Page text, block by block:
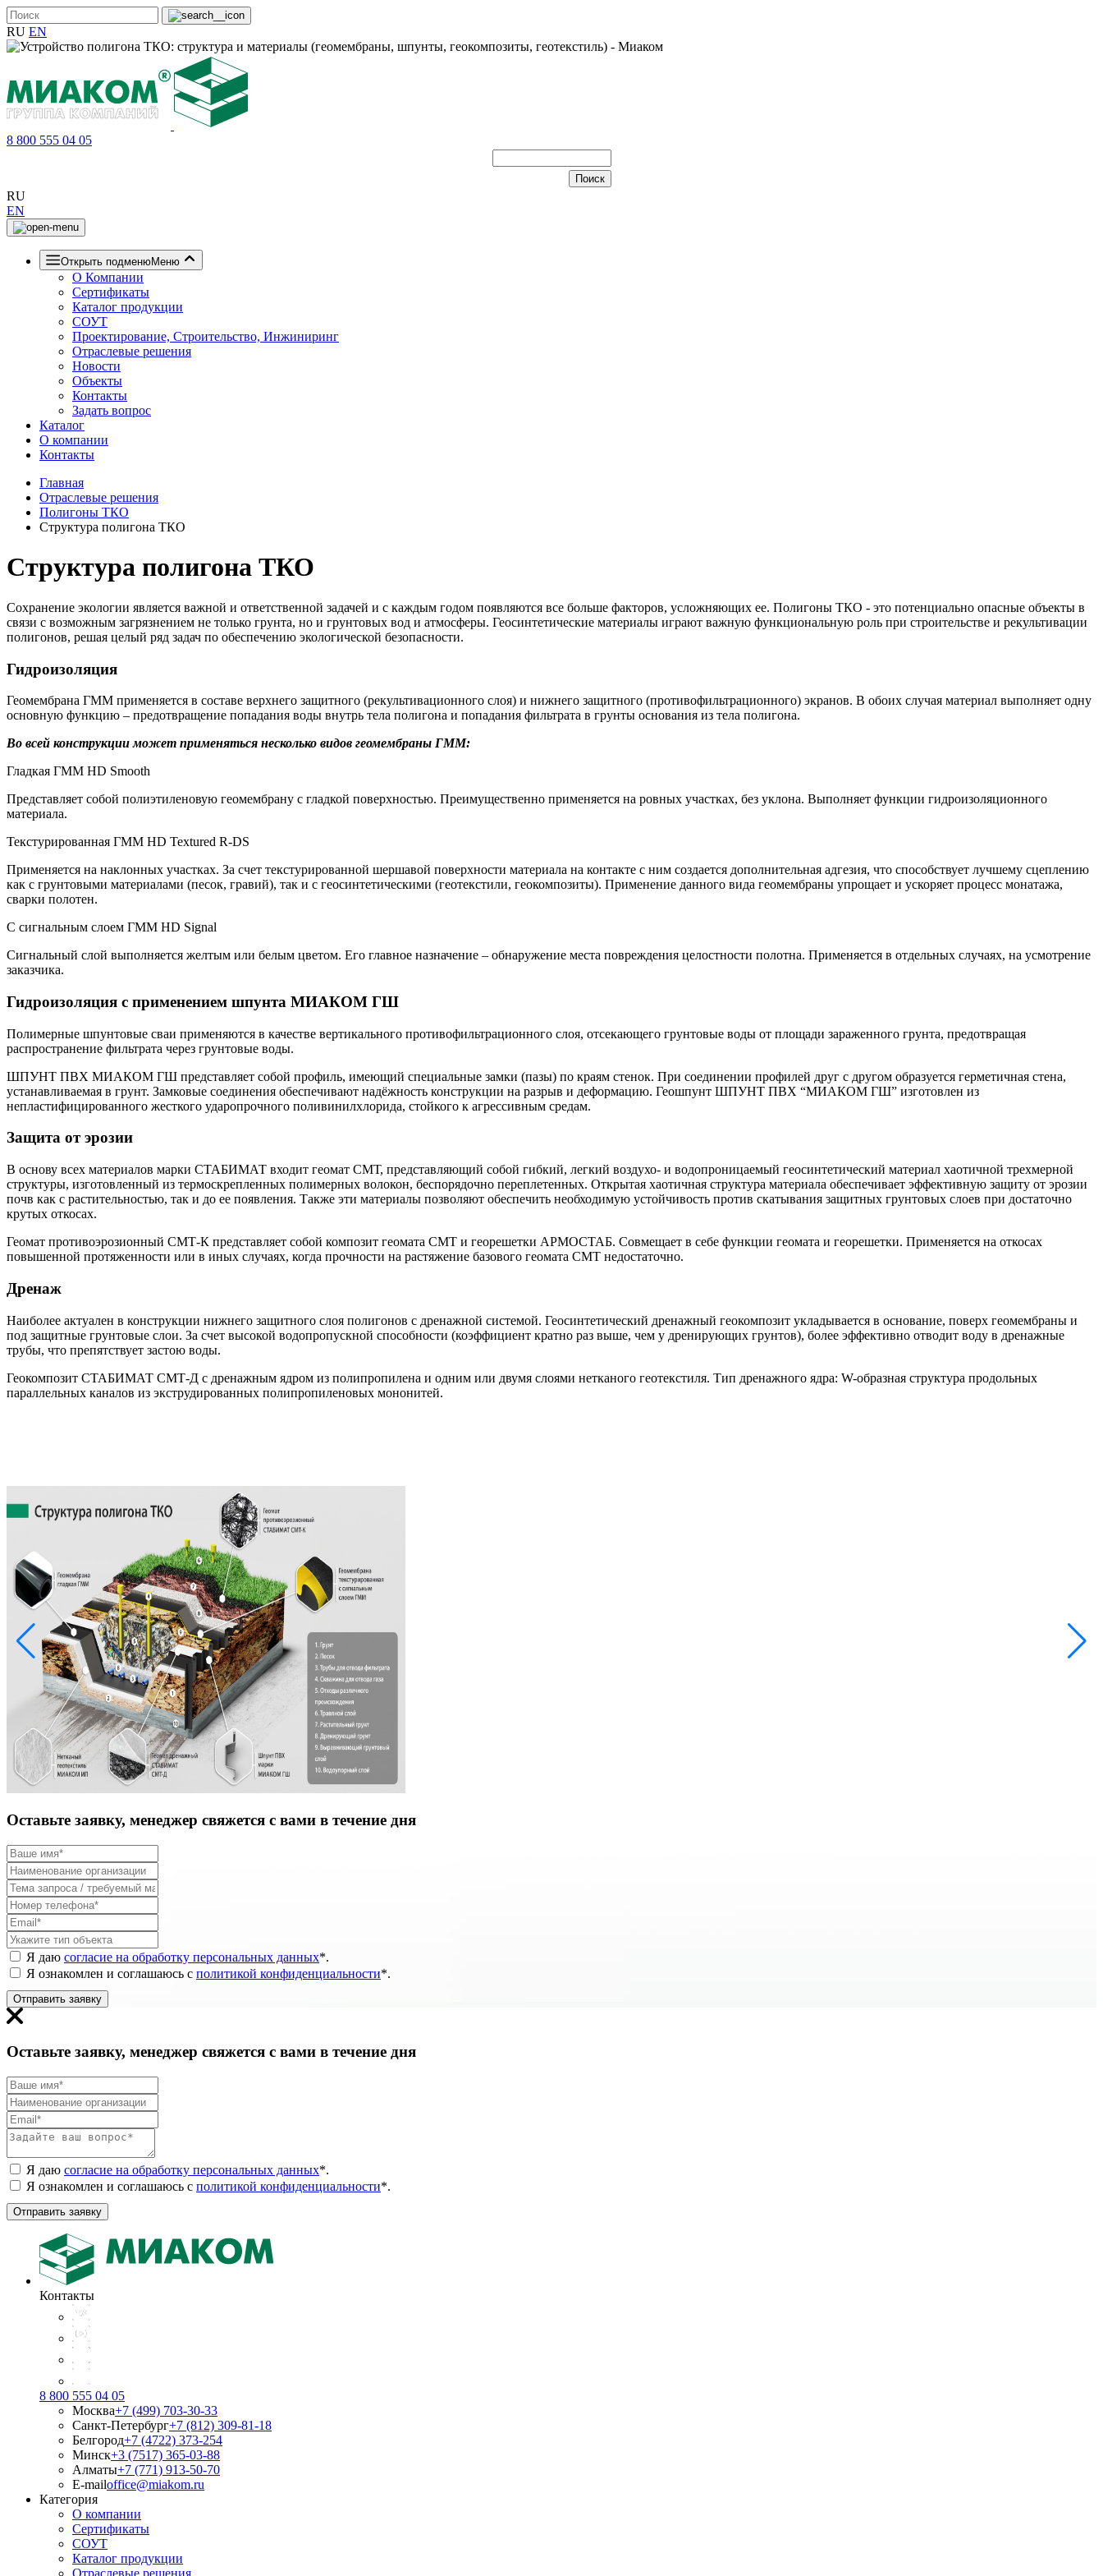
RU EN
8 800 555 04 05
RU
EN
Открыть подменюМеню
О Компании
Сертификаты
Каталог продукции
СОУТ
Проектирование, Строительство, Инжиниринг
Отраслевые решения
Новости
Объекты
Контакты
Задать вопрос
Каталог
О компании
Контакты
Главная
Отраслевые решения
Полигоны ТКО
Структура полигона ТКО
Структура полигона ТКО
Сохранение экологии является важной и ответственной задачей и с каждым годом появляются все больше факторов, усложняющих ее. Полигоны ТКО - это потенциально опасные объекты в
связи с возможным загрязнением не только грунта, но и грунтовых вод и атмосферы. Геосинтетические материалы играют важную функциональную роль при строительстве и рекультивации
полигонов, решая целый ряд задач по обеспечению экологической безопасности.
Гидроизоляция
Геомембрана ГММ применяется в составе верхнего защитного (рекультивационного слоя) и нижнего защитного (противофильтрационного) экранов. В обоих случая материал выполняет одну
основную функцию – предотвращение попадания воды внутрь тела полигона и попадания фильтрата в грунты основания из тела полигона.
Во всей конструкции может применяться несколько видов геомембраны ГММ:
Гладкая ГММ HD Smooth
Представляет собой полиэтиленовую геомембрану с гладкой поверхностью. Преимущественно применяется на ровных участках, без уклона. Выполняет функции гидроизоляционного
материала.
Текстурированная ГММ HD Textured R-DS
Применяется на наклонных участках. За счет текстурированной шершавой поверхности материала на контакте с ним создается дополнительная адгезия, что способствует лучшему сцеплению
как с грунтовыми материалами (песок, гравий), так и с геосинтетическими (геотекстили, геокомпозиты). Применение данного вида геомембраны упрощает и ускоряет процесс монатажа,
сварки полотен.
С сигнальным слоем ГММ HD Signal
Сигнальный слой выполняется желтым или белым цветом. Его главное назначение – обнаружение места повреждения целостности полотна. Применяется в отдельных случаях, на усмотрение
заказчика.
Гидроизоляция с применением шпунта МИАКОМ ГШ
Полимерные шпунтовые сваи применяются в качестве вертикального противофильтрационного слоя, отсекающего грунтовые воды от площади зараженного грунта, предотвращая
распространение фильтрата через грунтовые воды.
ШПУНТ ПВХ МИАКОМ ГШ представляет собой профиль, имеющий специальные замки (пазы) по краям стенок. При соединении профилей друг с другом образуется герметичная стена,
устанавливаемая в грунт. Замковые соединения обеспечивают надёжность конструкции на разрыв и деформацию. Геошпунт ШПУНТ ПВХ “МИАКОМ ГШ” изготовлен из
непластифицированного жесткого ударопрочного поливинилхлорида, стойкого к агрессивным средам.
Защита от эрозии
В основу всех материалов марки СТАБИМАТ входит геомат СМТ, представляющий собой гибкий, легкий воздухо- и водопроницаемый геосинтетический материал хаотичной трехмерной
структуры, изготовленный из термоскрепленных полимерных волокон, беспорядочно переплетенных. Открытая хаотичная структура материала обеспечивает эффективную защиту от эрозии
почв как с растительностью, так и до ее появления. Также эти материалы позволяют обеспечить необходимую устойчивость против скатывания защитных грунтовых слоев при достаточно
крутых откосах.
Геомат противоэрозионный СМТ-К представляет собой композит геомата СМТ и георешетки АРМОСТАБ. Совмещает в себе функции геомата и георешетки. Применяется на откосах
повышенной протяженности или в иных случаях, когда прочности на растяжение базового геомата СМТ недостаточно.
Дренаж
Наиболее актуален в конструкции нижнего защитного слоя полигонов с дренажной системой. Геосинтетический дренажный геокомпозит укладывается в основание, поверх геомембраны и
под защитные грунтовые слои. За счет высокой водопропускной способности (коэффициент кратно раз выше, чем у дренирующих грунтов), более эффективно отводит воду в дренажные
трубы, что препятствует застою воды.
Геокомпозит СТАБИМАТ СМТ-Д с дренажным ядром из полипропилена и одним или двумя слоями нетканого геотекстиля. Тип дренажного ядра: W-образная структура продольных
параллельных каналов из экструдированных полипропиленовых мононитей.
Оставьте заявку, менеджер свяжется с вами в течение дня
Я даю согласие на обработку персональных данных*.
Я ознакомлен и соглашаюсь с политикой конфиденциальности*.
Отправить заявку
Оставьте заявку, менеджер свяжется с вами в течение дня
Я даю согласие на обработку персональных данных*.
Я ознакомлен и соглашаюсь с политикой конфиденциальности*.
Отправить заявку
Контакты
8 800 555 04 05
Москва+7 (499) 703-30-33
Санкт-Петербург+7 (812) 309-81-18
Белгород+7 (4722) 373-254
Минск+3 (7517) 365-03-88
Алматы+7 (771) 913-50-70
E-mailoffice@miakom.ru
Категория
О компании
Сертификаты
СОУТ
Каталог продукции
Отраслевые решения